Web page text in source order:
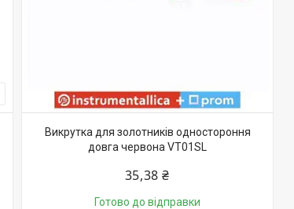
Викрутка для золотників одностороння
довга червона VT01SL
35,38 ₴
Готово до відправки